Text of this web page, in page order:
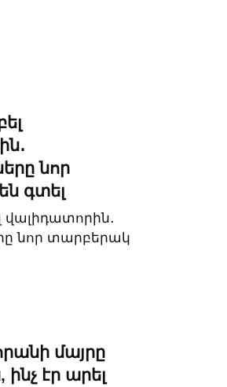
նոր
գտել
վալիդատորին․
նոր տարբերակ
մայրը
էր արել